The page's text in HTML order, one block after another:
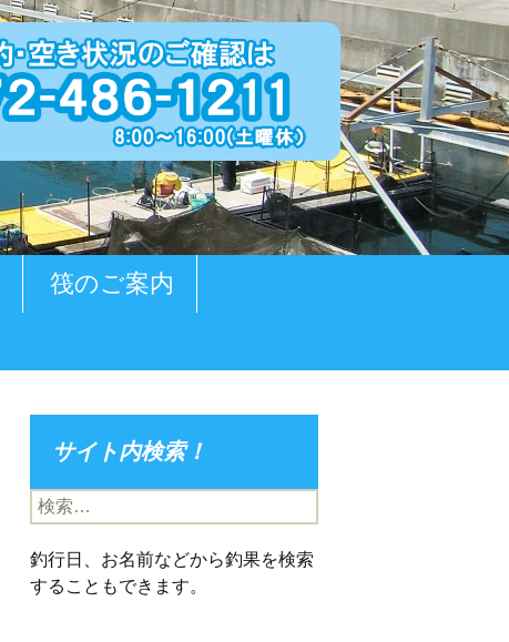
筏のご案内
サイト内検索！
検
索:
釣行日、お名前などから釣果を検索
することもできます。